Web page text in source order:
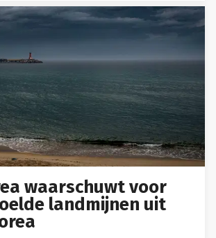
waarschuwt voor
landmijnen uit